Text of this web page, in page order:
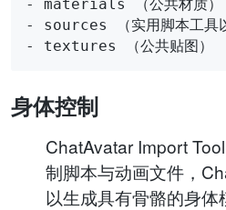
- materials （公共材质）
- sources （实用脚本工具以
身体控制
ChatAvatar Import
制脚本与动画文件，
以生成具有骨骼的身体